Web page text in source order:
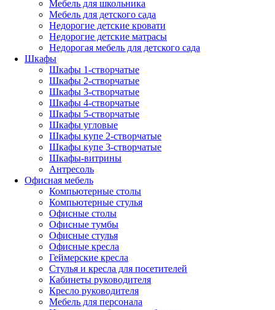
Мебель для школьника
Мебель для детского сада
Недорогие детские кровати
Недорогие детские матрасы
Недорогая мебель для детского сада
Шкафы
Шкафы 1-створчатые
Шкафы 2-створчатые
Шкафы 3-створчатые
Шкафы 4-створчатые
Шкафы 5-створчатые
Шкафы угловые
Шкафы купе 2-створчатые
Шкафы купе 3-створчатые
Шкафы-витрины
Антресоль
Офисная мебель
Компьютерные столы
Компьютерные стулья
Офисные столы
Офисные тумбы
Офисные стулья
Офисные кресла
Геймерские кресла
Стулья и кресла для посетителей
Кабинеты руководителя
Кресло руководителя
Мебель для персонала